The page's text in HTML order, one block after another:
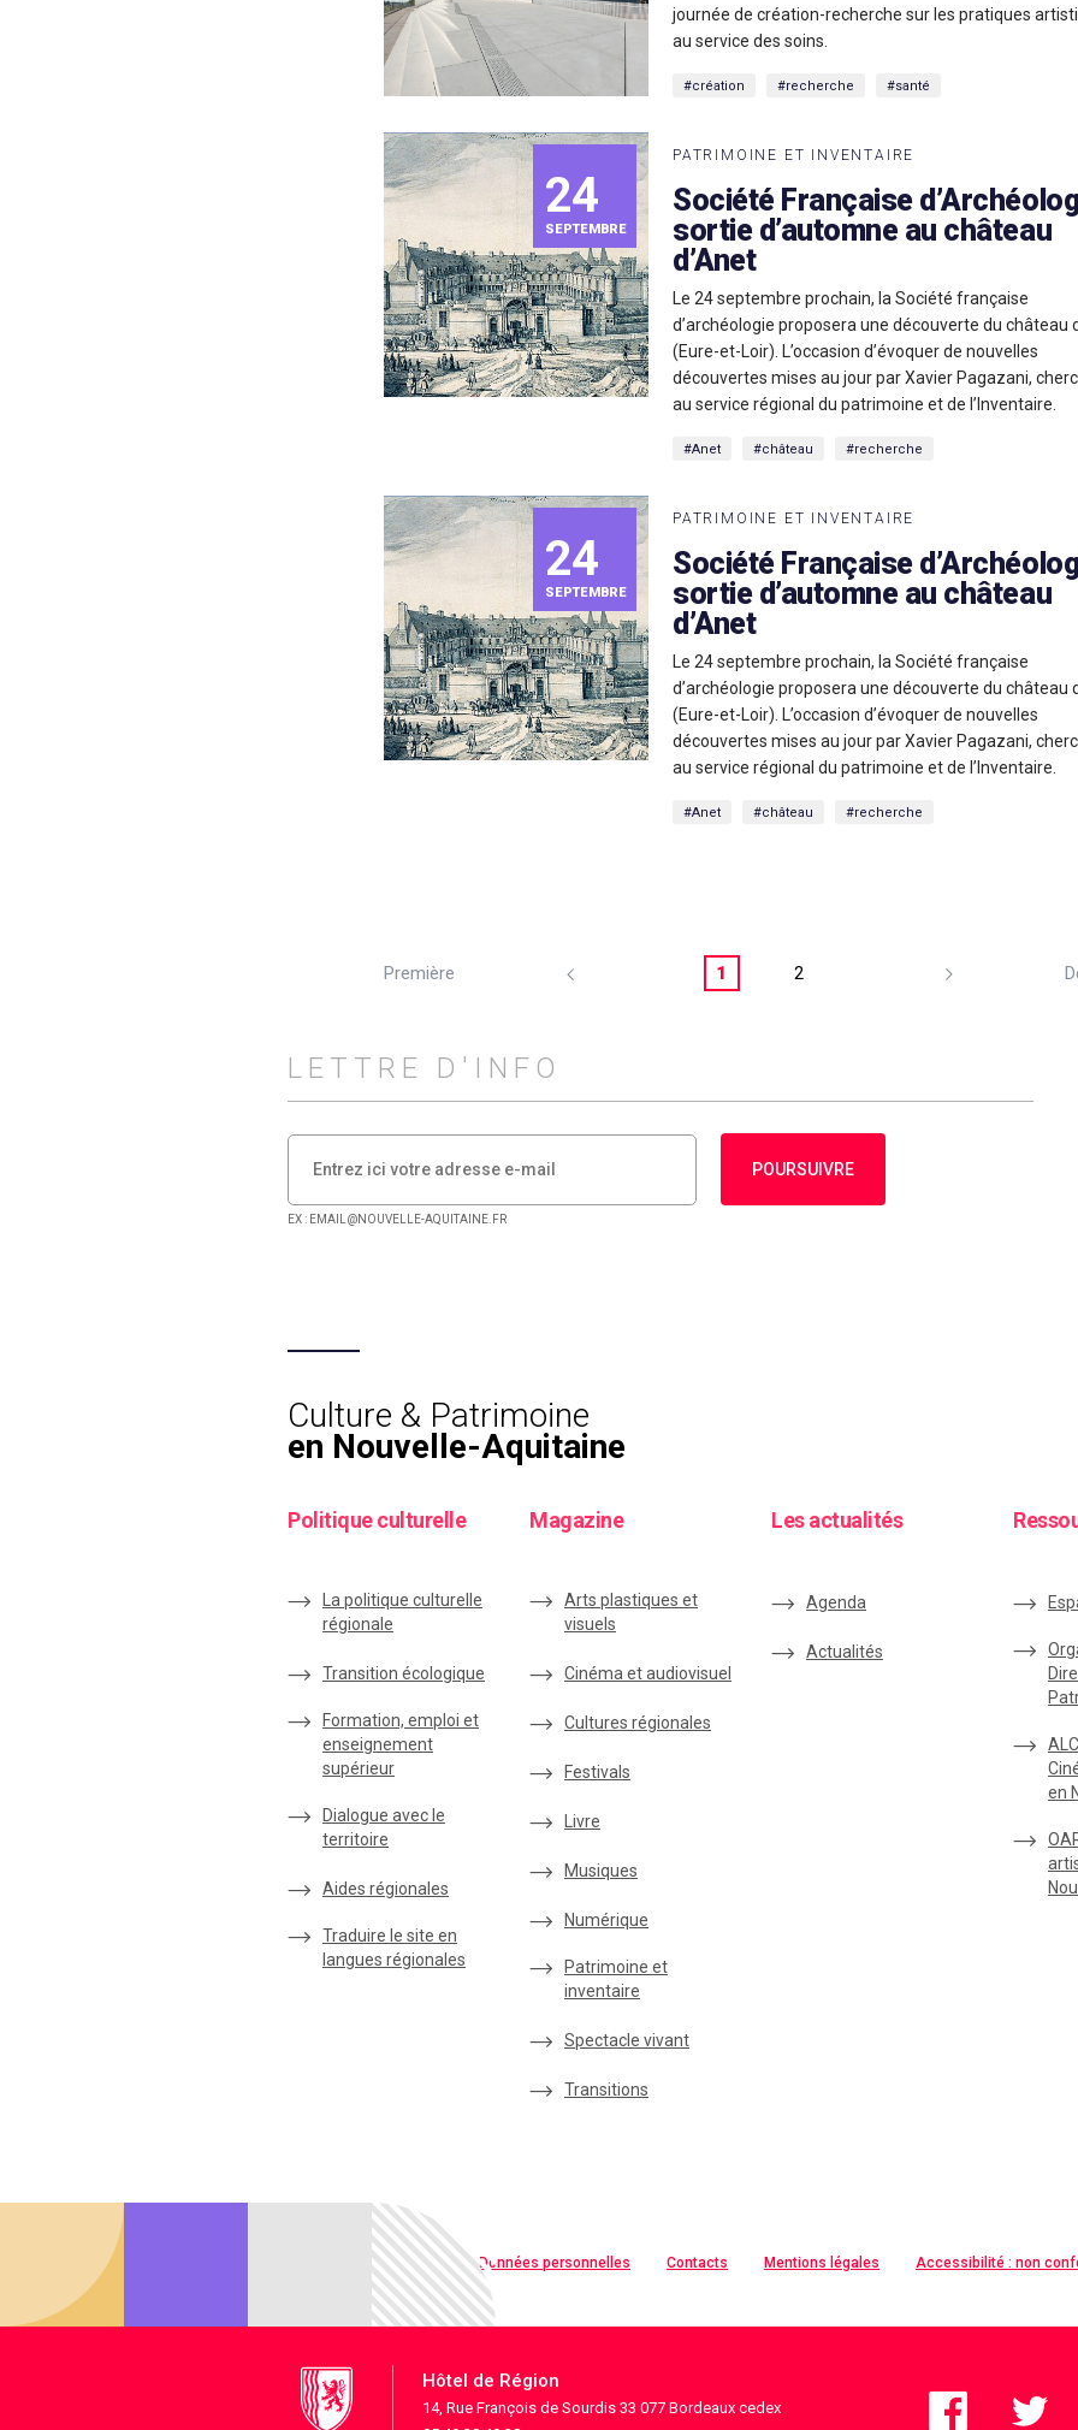
journée de création-recherche sur les pratiques
au service des soins.
#création #recherche #santé
24
SEPTEMBRE
PATRIMOINE ET INVENTAIRE
Société Française
sortie d’automne au château
d’Anet
Le 24 septembre prochain, la Société française
d’archéologie proposera une découverte du château
(Eure-et-Loir). L’occasion d’évoquer de nouvelles
découvertes mises au jour par Xavier Pagazani,
au service régional du patrimoine et de l’Inventaire.
#Anet #château #recherche
24
SEPTEMBRE
PATRIMOINE ET INVENTAIRE
Société Française
sortie d’automne au château
d’Anet
Le 24 septembre prochain, la Société française
d’archéologie proposera une découverte du château
(Eure-et-Loir). L’occasion d’évoquer de nouvelles
découvertes mises au jour par Xavier Pagazani,
au service régional du patrimoine et de l’Inventaire.
#Anet #château #recherche
Première 1 2
LETTRE D'INFO
POURSUIVRE
EX : EMAIL@NOUVELLE-AQUITAINE.FR
Culture & Patrimoine
en Nouvelle-Aquitaine
Politique culturelle
La politique culturelle
régionale
Transition écologique
Formation, emploi et
enseignement
supérieur
Dialogue avec le
territoire
Aides régionales
Traduire le site en
langues régionales
Magazine
Arts plastiques et
visuels
Cinéma et audiovisuel
Cultures régionales
Festivals
Livre
Musiques
Numérique
Patrimoine et
inventaire
Spectacle vivant
Transitions
Les actualités
Agenda
Actualités
en
Qualité web Données personnelles Contacts Mentions légales Accessibilité : non
Hôtel de Région
14, Rue François de Sourdis 33 077 Bordeaux cedex